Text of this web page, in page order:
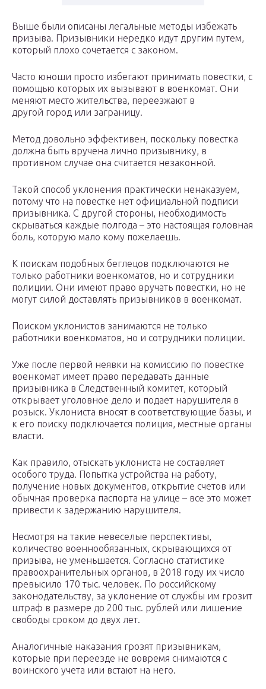
Выше были описаны легальные методы избежать
призыва. Призывники нередко идут другим путем,
который плохо сочетается с законом.
Часто юноши просто избегают принимать повестки, с
помощью которых их вызывают в военкомат. Они
меняют место жительства, переезжают в
другой город или заграницу.
Метод довольно эффективен, поскольку повестка
должна быть вручена лично призывнику, в
противном случае она считается незаконной.
Такой способ уклонения практически ненаказуем,
потому что на повестке нет официальной подписи
призывника. С другой стороны, необходимость
скрываться каждые полгода – это настоящая головная
боль, которую мало кому пожелаешь.
К поискам подобных беглецов подключаются не
только работники военкоматов, но и сотрудники
полиции. Они имеют право вручать повестки, но не
могут силой доставлять призывников в военкомат.
Поиском уклонистов занимаются не только
работники военкоматов, но и сотрудники полиции.
Уже после первой неявки на комиссию по повестке
военкомат имеет право передавать данные
призывника в Следственный комитет, который
открывает уголовное дело и подает нарушителя в
розыск. Уклониста вносят в соответствующие базы, и
к его поиску подключается полиция, местные органы
власти.
Как правило, отыскать уклониста не составляет
особого труда. Попытка устройства на работу,
получение новых документов, открытие счетов или
обычная проверка паспорта на улице – все это может
привести к задержанию нарушителя.
Несмотря на такие невеселые перспективы,
количество военнообязанных, скрывающихся от
призыва, не уменьшается. Согласно статистике
правоохранительных органов, в 2018 году их число
превысило 170 тыс. человек. По российскому
законодательству, за уклонение от службы им грозит
штраф в размере до 200 тыс. рублей или лишение
свободы сроком до двух лет.
Аналогичные наказания грозят призывникам,
которые при переезде не вовремя снимаются с
воинского учета или встают на него.